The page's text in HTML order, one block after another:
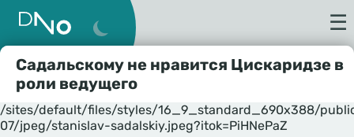
☰
Садальскому не нравится Цискаридзе в
роли ведущего
/sites/default/files/styles/16_9_standard_690x388/
07/jpeg/stanislav-sadalskiy.jpeg?itok=PiHNePaZ